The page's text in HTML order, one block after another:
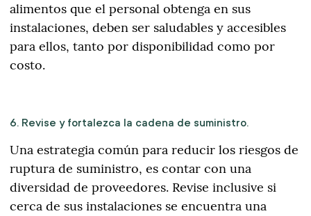
alimentos que el personal obtenga en sus
instalaciones, deben ser saludables y accesibles
para ellos, tanto por disponibilidad como por
costo.
6. Revise y fortalezca la cadena de suministro.
Una estrategia común para reducir los riesgos de
ruptura de suministro, es contar con una
diversidad de proveedores. Revise inclusive si
cerca de sus instalaciones se encuentra una